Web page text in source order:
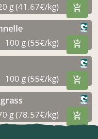
g (41.67€/kg)
100 g (55€/kg)
100 g (55€/kg)
g (78.57€/kg)